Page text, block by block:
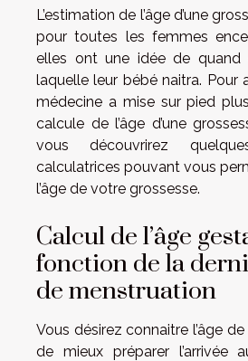
L’estimation de l’âge d’une
pour toutes les femmes
elles ont une idée de quand
laquelle leur bébé naitra. Pour
médecine a mise sur pied
calcule de l’âge d’une
vous découvrirez
calculatrices pouvant vous
l’âge de votre grossesse.
Calcul de l’âge
fonction de la
de menstruation
Vous désirez connaitre l’âge
de mieux préparer l’arrivée